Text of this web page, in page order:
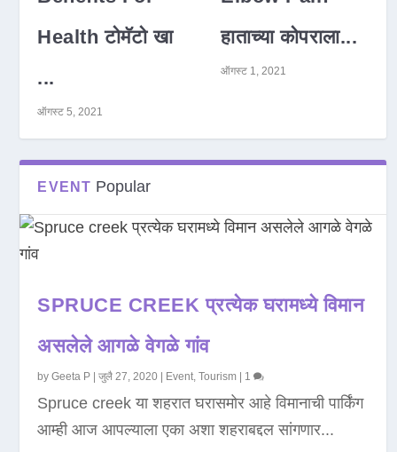
Health टोमॅटो खा
...
ऑगस्ट 5, 2021
हाताच्या कोपराला...
ऑगस्ट 1, 2021
EVENT Popular
SPRUCE CREEK प्रत्येक घरामध्ये विमान
असलेले आगळे वेगळे गांव
byGeeta P |जुलै 27, 2020 Event,Tourism 1
Spruce creek या शहरात घरासमोर आहे विमानाची पार्किंग
आम्ही आज आपल्याला एका अशा शहराबद्दल सांगणार...